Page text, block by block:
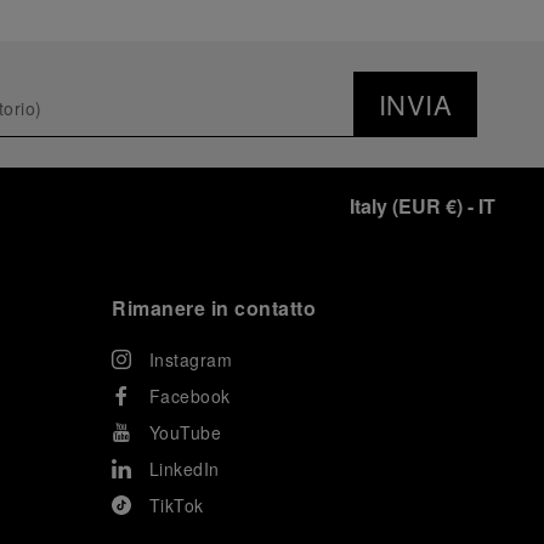
INVIA
Italy(EUR €)- IT
Rimanere in contatto
Instagram
Facebook
YouTube
LinkedIn
TikTok